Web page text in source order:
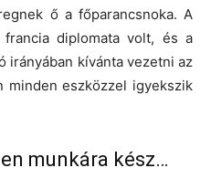
ő a főparancsnoka. A
diplomata volt, és a
irányában kívánta vezetni az
minden eszközzel igyekszik
munkára kész…